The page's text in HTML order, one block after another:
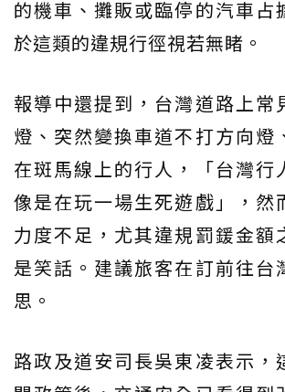
的機車、攤販或臨停的汽車占
於這類的違規行徑視若無睹。
報導中還提到，台灣道路上常
燈、突然變換車道不打方向燈
在斑馬線上的行人，「台灣行
像是在玩一場生死遊戲」，然
力度不足，尤其違規罰鍰金額
是笑話。建議旅客在訂前往台
思。
路政及道安司長吳東凌表示，